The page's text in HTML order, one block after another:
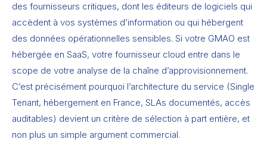
des fournisseurs critiques, dont les éditeurs de logiciels qui
accèdent à vos systèmes d’information ou qui hébergent
des données opérationnelles sensibles. Si votre GMAO est
hébergée en SaaS, votre fournisseur cloud entre dans le
scope de votre analyse de la chaîne d’approvisionnement.
C’est précisément pourquoi l’architecture du service (Single
Tenant, hébergement en France, SLAs documentés, accès
auditables) devient un critère de sélection à part entière, et
non plus un simple argument commercial.